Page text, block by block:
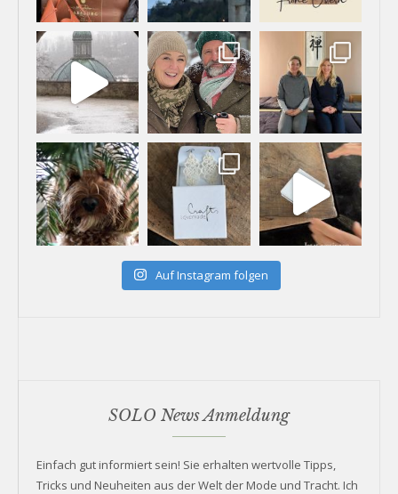
Auf Instagram folgen
SOLO News Anmeldung
Einfach gut informiert sein! Sie erhalten wertvolle Tipps,
Tricks und Neuheiten aus der Welt der Mode und Tracht. Ich